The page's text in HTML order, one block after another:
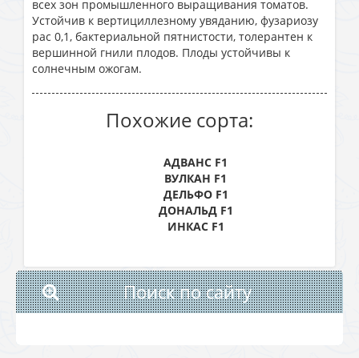
всех зон промышленного выращивания томатов.
Устойчив к вертициллезному увяданию, фузариозу
рас 0,1, бактериальной пятнистости, толерантен к
вершинной гнили плодов. Плоды устойчивы к
солнечным ожогам.
Похожие сорта:
АДВАНС F1
ВУЛКАН F1
ДЕЛЬФО F1
ДОНАЛЬД F1
ИНКАС F1
Поиск по сайту